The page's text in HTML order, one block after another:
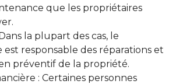
que les propriétaires
la plupart des cas, le
est responsable des réparations et
préventif de la propriété.
: Certaines personnes